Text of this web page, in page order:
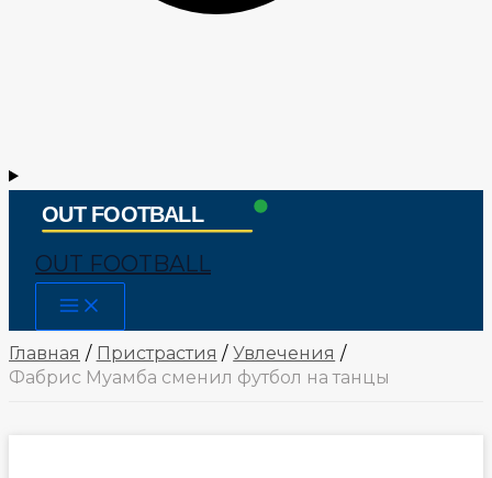
OUT FOOTBALL
Main
Menu
Главная
Пристрастия
Увлечения
Фабрис Муамба сменил футбол на танцы